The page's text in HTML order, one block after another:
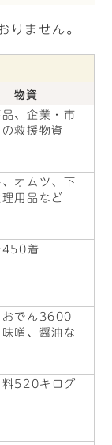
りません。
物資
、企業・市
の救援物資
オムツ、下
用品など
450着
おでん3600
噌、醤油な
料520キログ